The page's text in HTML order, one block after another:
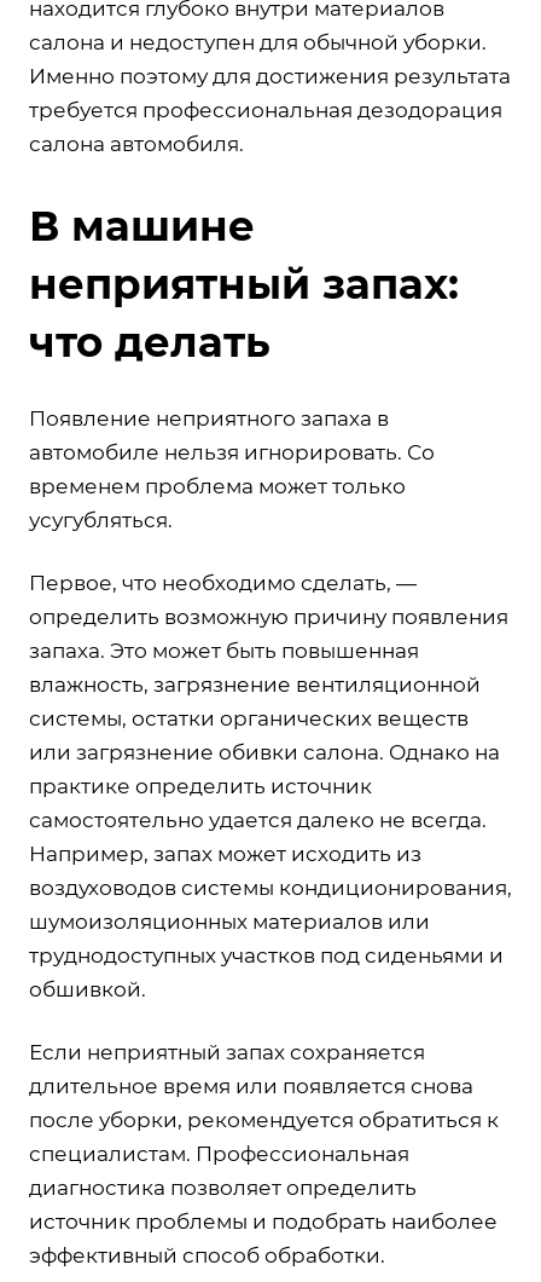
находится глубоко внутри материалов
салона и недоступен для обычной уборки.
Именно поэтому для достижения результата
требуется профессиональная дезодорация
салона автомобиля.
В машине
неприятный запах:
что делать
Появление неприятного запаха в
автомобиле нельзя игнорировать. Со
временем проблема может только
усугубляться.
Первое, что необходимо сделать, —
определить возможную причину появления
запаха. Это может быть повышенная
влажность, загрязнение вентиляционной
системы, остатки органических веществ
или загрязнение обивки салона. Однако на
практике определить источник
самостоятельно удается далеко не всегда.
Например, запах может исходить из
воздуховодов системы кондиционирования,
шумоизоляционных материалов или
труднодоступных участков под сиденьями и
обшивкой.
Если неприятный запах сохраняется
длительное время или появляется снова
после уборки, рекомендуется обратиться к
специалистам. Профессиональная
диагностика позволяет определить
источник проблемы и подобрать наиболее
эффективный способ обработки.